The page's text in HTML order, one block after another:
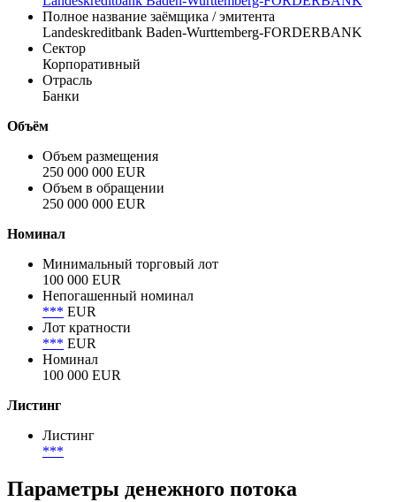
Полное название заёмщика / эмитента
Landeskreditbank Baden-Wurttemberg-FORDERBANK
Сектор
Корпоративный
Отрасль
Банки
Объём
Объем размещения
250 000 000 EUR
Объем в обращении
250 000 000 EUR
Номинал
Минимальный торговый лот
100 000 EUR
Непогашенный номинал
*** EUR
Лот кратности
*** EUR
Номинал
100 000 EUR
Листинг
Листинг
***
Параметры денежного потока